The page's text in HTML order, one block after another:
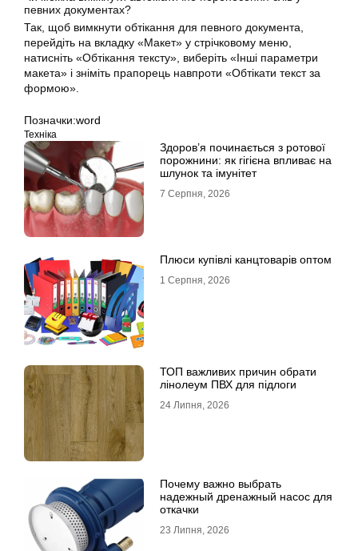
певних документах?
Так, щоб вимкнути обтікання для певного документа,
перейдіть на вкладку «Макет» у стрічковому меню,
натисніть «Обтікання тексту», виберіть «Інші параметри
макета» і зніміть прапорець навпроти «Обтікати текст за
формою».
Позначки:word
Техніка
Здоров’я починається з ротової
порожнини: як гігієна впливає на
шлунок та імунітет
7 Серпня, 2026
Плюси купівлі канцтоварів оптом
1 Серпня, 2026
ТОП важливих причин обрати
лінолеум ПВХ для підлоги
24 Липня, 2026
Почему важно выбрать
надежный дренажный насос для
откачки
23 Липня, 2026